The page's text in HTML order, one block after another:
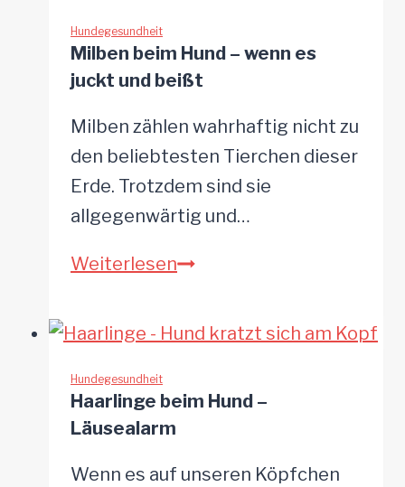
kleine
Blutsauger
Hundegesundheit
Milben beim Hund – wenn es
juckt und beißt
Milben zählen wahrhaftig nicht zu
den beliebtesten Tierchen dieser
Erde. Trotzdem sind sie
allgegenwärtig und…
WeiterlesenMilben
Hund
es
und
Hundegesundheit
Haarlinge beim Hund –
Läusealarm
Wenn es auf unseren Köpfchen